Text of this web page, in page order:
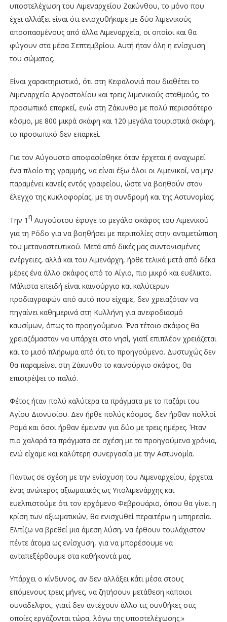
υποστελέχωση του Λιμεναρχείου Ζακύνθου, το μόνο που
έχει αλλάξει είναι ότι ενισχυθήκαμε με δύο λιμενικούς
αποσπασμένους από άλλα Λιμεναρχεία, οι οποίοι και θα
φύγουν στα μέσα Σεπτεμβρίου. Αυτή ήταν όλη η ενίσχυση
του σώματος.
Είναι χαρακτηριστικό, ότι στη Κεφαλονιά που διαθέτει το
Λιμεναρχείο Αργοστολίου και τρεις λιμενικούς σταθμούς, το
προσωπικό επαρκεί, ενώ στη Ζάκυνθο με πολύ περισσότερο
κόσμο, με 800 μικρά σκάφη και 120 μεγάλα τουριστικά σκάφη,
το προσωπικό δεν επαρκεί.
Για τον Αύγουστο αποφασίσθηκε όταν έρχεται ή αναχωρεί
ένα πλοίο της γραμμής, να είναι έξω όλοι οι Λιμενικοί, να μην
παραμένει κανείς εντός γραφείου, ώστε να βοηθούν στον
έλεγχο της κυκλοφορίας, με τη συνδρομή και της Αστυνομίας.
Την 1η Αυγούστου έφυγε το μεγάλο σκάφος του Λιμενικού
για τη Ρόδο για να βοηθήσει με περιπολίες στην αντιμετώπιση
του μεταναστευτικού. Μετά από δικές μας συντονισμένες
ενέργειες, αλλά και του Λιμενάρχη, ήρθε τελικά μετά από δέκα
μέρες ένα άλλο σκάφος από το Αίγιο, πιο μικρό και ευέλικτο.
Μάλιστα επειδή είναι καινούργιο και καλύτερων
προδιαγραφών από αυτό που είχαμε, δεν χρειαζόταν να
πηγαίνει καθημερινά στη Κυλλήνη για ανεφοδιασμό
καυσίμων, όπως το προηγούμενο. Ένα τέτοιο σκάφος θα
χρειαζόμασταν να υπάρχει στο νησί, γιατί επιπλέον χρειάζεται
και το μισό πλήρωμα από ότι το προηγούμενο. Δυστυχώς δεν
θα παραμείνει στη Ζάκυνθο το καινούργιο σκάφος, θα
επιστρέψει το παλιό.
Φέτος ήταν πολύ καλύτερα τα πράγματα με το παζάρι του
Αγίου Διονυσίου. Δεν ήρθε πολύς κόσμος, δεν ήρθαν πολλοί
Ρομά και όσοι ήρθαν έμειναν για δύο με τρεις ημέρες. Ήταν
πιο χαλαρά τα πράγματα σε σχέση με τα προηγούμενα χρόνια,
ενώ είχαμε και καλύτερη συνεργασία με την Αστυνομία.
Πάντως σε σχέση με την ενίσχυση του Λιμεναρχείου, έρχεται
ένας ανώτερος αξιωματικός ως Υπολιμενάρχης και
ευελπιστούμε ότι τον ερχόμενο Φεβρουάριο, όπου θα γίνει η
κρίση των αξιωματικών, θα ενισχυθεί περαιτέρω η υπηρεσία.
Ελπίζω να βρεθεί μια άμεση λύση, να έρθουν τουλάχιστον
πέντε άτομα ως ενίσχυση, για να μπορέσουμε να
ανταπεξέρθουμε στα καθήκοντά μας.
Υπάρχει ο κίνδυνος, αν δεν αλλάξει κάτι μέσα στους
επόμενους τρεις μήνες, να ζητήσουν μετάθεση κάποιοι
συνάδελφοι, γιατί δεν αντέχουν άλλο τις συνθήκες στις
οποίες εργάζονται τώρα, λόγω της υποστελέχωσης.»